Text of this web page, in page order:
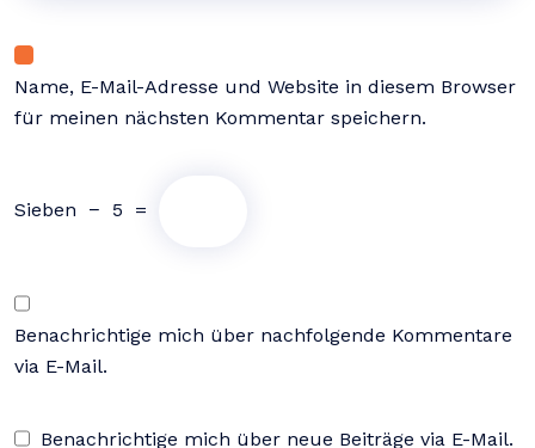
Name, E-Mail-Adresse und Website in diesem Browser
für meinen nächsten Kommentar speichern.
Sieben − 5 =
Benachrichtige mich über nachfolgende Kommentare
via E-Mail.
Benachrichtige mich über neue Beiträge via E-Mail.